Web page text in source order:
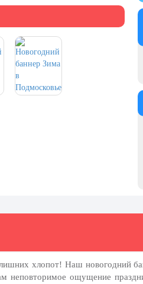
хлопот! Наш новогодний
неповторимое ощущение